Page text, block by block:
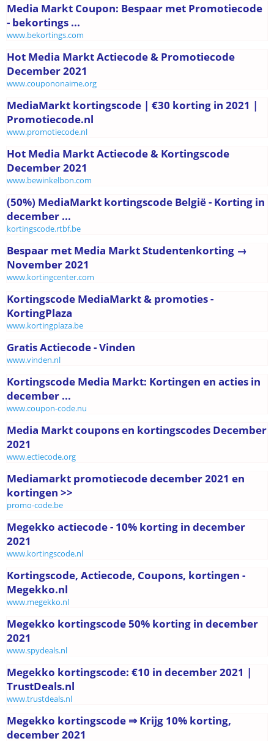
Media Markt Coupon: Bespaar met Promotiecode
- bekortings ...
www.bekortings.com
Hot Media Markt Actiecode & Promotiecode
December 2021
www.coupononaime.org
MediaMarkt kortingscode | €30 korting in 2021 |
Promotiecode.nl
www.promotiecode.nl
Hot Media Markt Actiecode & Kortingscode
December 2021
www.bewinkelbon.com
(50%) MediaMarkt kortingscode België - Korting in
december ...
kortingscode.rtbf.be
Bespaar met Media Markt Studentenkorting →
November 2021
www.kortingcenter.com
Kortingscode MediaMarkt & promoties -
KortingPlaza
www.kortingplaza.be
Gratis Actiecode - Vinden
www.vinden.nl
Kortingscode Media Markt: Kortingen en acties in
december ...
www.coupon-code.nu
Media Markt coupons en kortingscodes December
2021
www.ectiecode.org
Mediamarkt promotiecode december 2021 en
kortingen >>
promo-code.be
Megekko actiecode - 10% korting in december
2021
www.kortingscode.nl
Kortingscode, Actiecode, Coupons, kortingen -
Megekko.nl
www.megekko.nl
Megekko kortingscode 50% korting in december
2021
www.spydeals.nl
Megekko kortingscode: €10 in december 2021 |
TrustDeals.nl
www.trustdeals.nl
Megekko kortingscode ⇒ Krijg 10% korting,
december 2021